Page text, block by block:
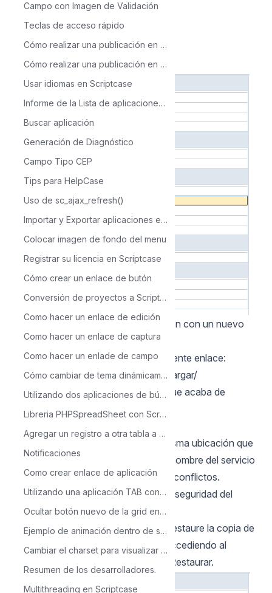
Campo con Imagen de Validación
Teclas de acceso rápido
Cómo realizar una publicación en Scriptcase- Típica
Cómo realizar una publicación en ScriptCase - Avanzada
Usar idiomas en Scriptcase
Informe de la Lista de aplicaciones de Scriptcase
Buscar aplicación
Generación de Diagnóstico
Campo Tipo CEP
Tips para HelpCase
Uso de sc_ajax_refresh()
Importar y Exportar aplicaciones en Scriptcase
Colocar imagen de fondo del menu
Registrar su licencia en Scriptcase
Cómo crear un enlace de butón
Conversión de proyectos a Scriptcase 9
Como hacer un enlace de edición
Como hacer un enlace de captura
Como hacer un enlade de campo
Cómo cambiar de tema dinámicamente a través de la aplicación Menú
Utilizando dos aplicaciones de búsqueda para acceder a un formulario
Libreria PHPSpreadSheet con Scriptcase
Agregar un registro a otra tabla a partir de una condición
Notificaciones
Como crear enlace de aplicación
Utilizando una aplicación TAB con varias aplicaciones y con un solo parametro
Ocultar botón nuevo de la grid en tiempo de ejecución
Ejemplo de animación dentro de scriptcase
Cambiar el charset para visualizar los registros.
Resumen de los desarrolladores.
Multithreading en Scriptcase
Paso 2: Descargue e instale la versión con un nuevo
entorno PHP 7.3.
Descargue Scriptcase desde el siguiente enlace:
https://www.scriptcase.net/es/descargar/
Después de eso, instale el archivo que acaba de
descargar.
Puede realizar la instalación en la misma ubicación que
su entorno 7.0. Como el puerto y el nombre del servicio
de Apache son diferentes, no habrá conflictos.
Paso 3: Restaurar desde la copia de seguridad del
proyecto
Con el nuevo Scriptcase instalado, restaure la copia de
seguridad realizada en el # Paso 1 accediendo al
menú: Configuración > Servicios > Restaurar.